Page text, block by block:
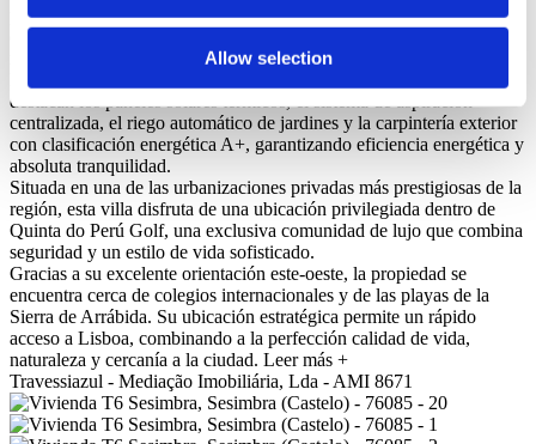
Allow selection
permite el control centralizado de la iluminación, persianas, cortinas,
climatización y sonido ambiental, ofreciendo una experiencia
residencial moderna y sofisticada.
destacan los paneles solares térmicos, el sistema de aspiración
centralizada, el riego automático de jardines y la carpintería exterior
con clasificación energética A+, garantizando eficiencia energética y
absoluta tranquilidad.
Situada en una de las urbanizaciones privadas más prestigiosas de la
región, esta villa disfruta de una ubicación privilegiada dentro de
Quinta do Perú Golf, una exclusiva comunidad de lujo que combina
seguridad y un estilo de vida sofisticado.
Gracias a su excelente orientación este-oeste, la propiedad se
encuentra cerca de colegios internacionales y de las playas de la
Sierra de Arrábida. Su ubicación estratégica permite un rápido
acceso a Lisboa, combinando a la perfección calidad de vida,
naturaleza y cercanía a la ciudad. Leer más +
Travessiazul - Mediação Imobiliária, Lda - AMI 8671